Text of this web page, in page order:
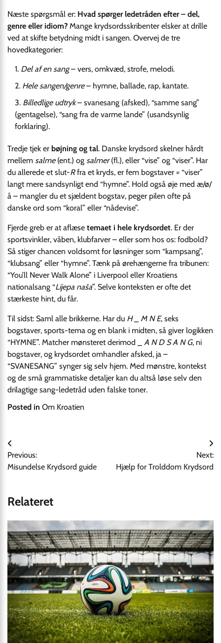
Næste spørgsmål er: Hvad spørger ledetråden efter – del,
genre eller idiom? Mange krydsordsskribenter elsker at drille
ved at skifte betydning midt i sangen. Overvej de tre
hovedkategorier:
Del af en sang– vers, omkvæd, strofe, melodi.
Hele sangen/genre– hymne, ballade, rap, kantate.
Billedlige udtryk– svanesang (afsked), “samme sang”
(gentagelse), “sang fra de varme lande” (usandsynlig
forklaring).
Tredje tjek er bøjning og tal. Danske krydsord skelner hårdt
mellem salme(ent.) og salmer(fl.), eller “vise” og “viser”. Har
du allerede et slut-Rfra et kryds, er fem bogstaver = “viser”
langt mere sandsynligt end “hymne”. Hold også øje med æ/ø/
å – mangler du et sjældent bogstav, peger pilen ofte på
danske ord som “koral” eller “nådevise”.
Fjerde greb er at aflæse temaet i hele krydsordet. Er der
sportsvinkler, våben, klubfarver – eller som hos os: fodbold?
Så stiger chancen voldsomt for løsninger som “kampsang”,
“klubsang” eller “hymne”. Tænk på ørehængerne fra tribunen:
“You’ll Never Walk Alone” i Liverpool eller Kroatiens
nationalsang “Lijepa naša”. Selve konteksten er ofte det
stærkeste hint, du får.
Til sidst: Saml alle brikkerne. Har du H _ M N E, seks
bogstaver, sports-tema og en blank i midten, så giver logikken
“HYMNE”. Matcher mønsteret derimod
_ A N D S A N G, ni
bogstaver, og krydsordet omhandler afsked, ja –
“SVANESANG” synger sig selv hjem. Med mønstre, kontekst
og de små grammatiske detaljer kan du altså løse selv den
drilagtige sang-ledetråd uden falske toner.
Posted in Om Kroatien
Indlægsnavigation
Previous:
Misundelse Krydsord guide
Next:
Hjælp for Trolddom Krydsord
Relateret